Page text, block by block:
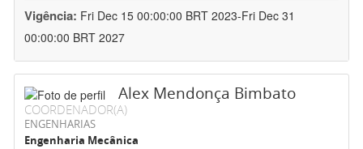
Vigência: Fri Dec 15 00:00:00 BRT 2023-Fri Dec 31
00:00:00 BRT 2027
Alex Mendonça Bimbato
COORDENADOR(A)
ENGENHARIAS
Engenharia Mecânica